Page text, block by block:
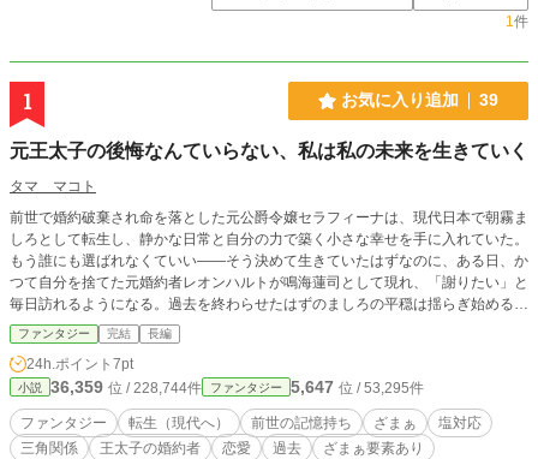
1件
1 お気に入り追加 39
元王太子の後悔なんていらない、私は私の未来を生きていく
タマ マコト
前世で婚約破棄され命を落とした元公爵令嬢セラフィーナは、現代日本で朝霧ま
しろとして転生し、静かな日常と自分の力で築く小さな幸せを手に入れていた。
もう誰にも選ばれなくていい――そう決めて生きていたはずなのに、ある日、か
つて自分を捨てた元婚約者レオンハルトが鳴海蓮司として現れ、「謝りたい」と
毎日訪れるようになる。過去を終わらせたはずのましろの平穏は揺らぎ始める
が、彼女は決して受け入れず、「私はもうあなたに評価されるために生きていな
い」と突き放す。一方で現代では、彼女の才能が評価され始め、新たな人生が動
き出す中、元婚約者の後悔と執着が静かに絡みついていく。
ファンタジー 完結 長編
24h.ポイント 7pt
小説 36,359 位 / 228,744件 ファンタジー 5,647 位 / 53,295件
ファンタジー 転生（現代へ） 前世の記憶持ち ざまぁ
塩対応
三角関係
王太子の婚約者 恋愛 過去 ざまぁ要素あり